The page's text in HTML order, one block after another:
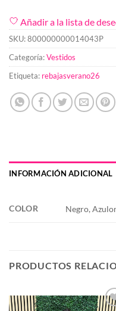
Añadir a la lista de
SKU:800000000014043P
Categoría:Vestidos
Etiqueta: rebajasverano26
INFORMACIÓN ADICIONAL
COLOR Negro,
PRODUCTOS